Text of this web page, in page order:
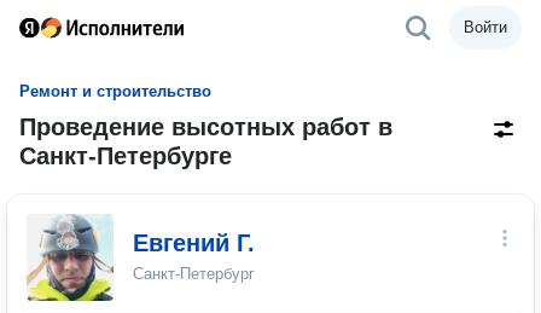
Войти
Ремонт и строительство
Проведение высотных работ в
Санкт-Петербурге
Евгений Г.
Санкт-Петербург